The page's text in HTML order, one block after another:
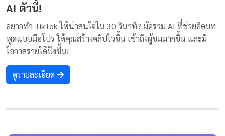
AI ตัวนี้!
อยากทำ TikTok ให้น่าสนใจใน 30 วินาที? มัดรวม AI ที่ช่วยคิดบท
พูดแบบมือโปร ให้คุณสร้างคลิปไวขึ้น เข้าถึงผู้ชมมากขึ้น และมี
โอกาสรายได้ปังขึ้น!
ดูรายละเอียด